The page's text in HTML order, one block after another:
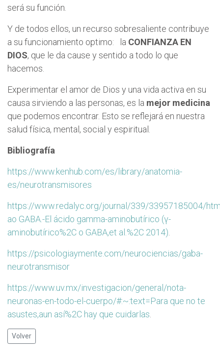
será su función.
Y de todos ellos, un recurso sobresaliente contribuye
a su funcionamiento optimo: la CONFIANZA EN
DIOS, que le da cause y sentido a todo lo que
hacemos.
Experimentar el amor de Dios y una vida activa en su
causa sirviendo a las personas, es la mejor medicina
que podemos encontrar. Esto se reflejará en nuestra
salud física, mental, social y espiritual.
Bibliografía
https://www.kenhub.com/es/library/anatomia-
es/neurotransmisores
https://www.redalyc.org/journal/339/33957185004/
ao GABA.-El ácido gamma-aminobutírico (γ-
aminobutírico%2C o GABA,et al.%2C 2014)
https://psicologiaymente.com/neurociencias/gaba-
neurotransmisor
https://www.uv.mx/investigacion/general/nota-
neuronas-en-todo-el-cuerpo/#:~:text=Para que no te
asustes,aun así%2C hay que cuidarlas
Volver